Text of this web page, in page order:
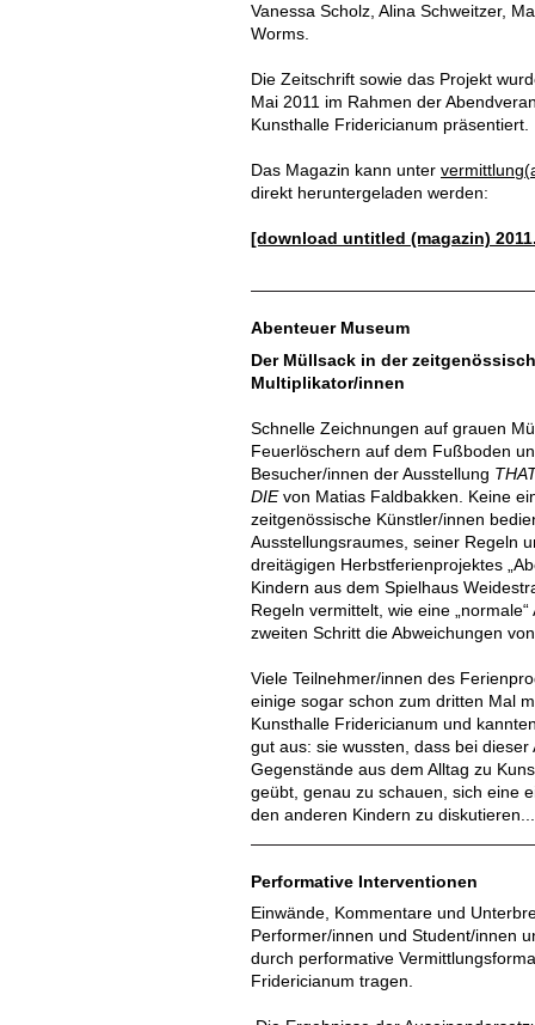
Vanessa Scholz, Alina Schweitzer,
Worms.
Die Zeitschrift sowie das Projekt
Mai 2011 im Rahmen der
Kunsthalle Fridericianum präsentiert.
Das Magazin kann unter
direkt heruntergeladen werden:
[download untitled (magazin)
Abenteuer Museum
Der Müllsack in der
Multiplikator/innen
Schnelle Zeichnungen auf grauen
Feuerlöschern auf dem Fußboden
Besucher/innen der Ausstellung
DIEvon Matias Faldbakken. Keine
zeitgenössische Künstler/innen
Ausstellungsraumes, seiner Regeln
dreitägigen Herbstferienprojektes
Kindern aus dem Spielhaus
Regeln vermittelt, wie eine
zweiten Schritt die Abweichungen
Viele Teilnehmer/innen des
einige sogar schon zum dritten Mal
Kunsthalle Fridericianum und
gut aus: sie wussten, dass bei
Gegenstände aus dem Alltag zu
geübt, genau zu schauen, sich eine
den anderen Kindern zu
Performative Interventionen
Einwände, Kommentare und
Performer/innen und Student/innen
durch performative
Fridericianum tragen.